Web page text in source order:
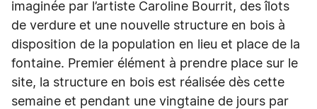
imaginée par l’artiste Caroline Bourrit, des îlots
de verdure et une nouvelle structure en bois à
disposition de la population en lieu et place de la
fontaine. Premier élément à prendre place sur le
site, la structure en bois est réalisée dès cette
semaine et pendant une vingtaine de jours par